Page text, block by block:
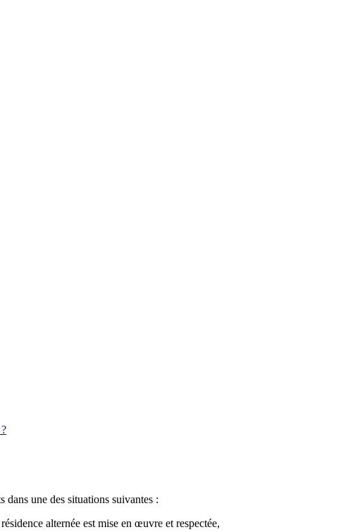
dans une des situations suivantes :
alternée est mise en œuvre et respectée,